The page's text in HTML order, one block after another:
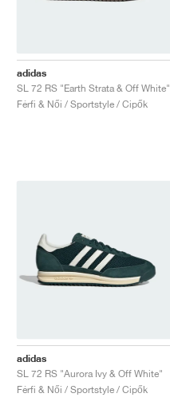
adidas
SL 72 RS "Earth Strata & Off White"
Férfi & Női / Sportstyle / Cipők
adidas
SL 72 RS "Aurora Ivy & Off White"
Férfi & Női / Sportstyle / Cipők